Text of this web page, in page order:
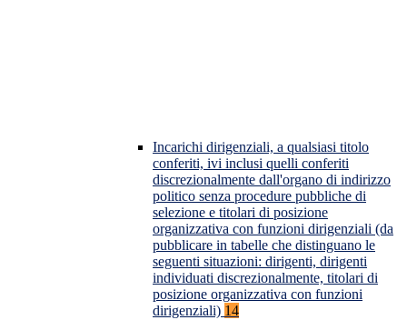
Incarichi dirigenziali, a qualsiasi titolo
conferiti, ivi inclusi quelli conferiti
discrezionalmente dall'organo di indirizzo
politico senza procedure pubbliche di
selezione e titolari di posizione
organizzativa con funzioni dirigenziali (da
pubblicare in tabelle che distinguano le
seguenti situazioni: dirigenti, dirigenti
individuati discrezionalmente, titolari di
posizione organizzativa con funzioni
dirigenziali) 14